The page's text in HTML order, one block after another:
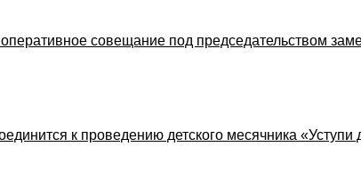
совещание под председательством
к проведению детского месячника «Уступи